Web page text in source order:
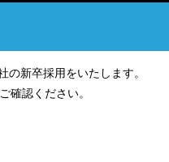
新卒採用をいたします。
確認ください。